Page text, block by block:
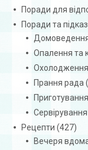
Поради для
Поради та
Опалення та
Охолодження
Прання рада
Сервірування
Рецепти (427)
Вечеря